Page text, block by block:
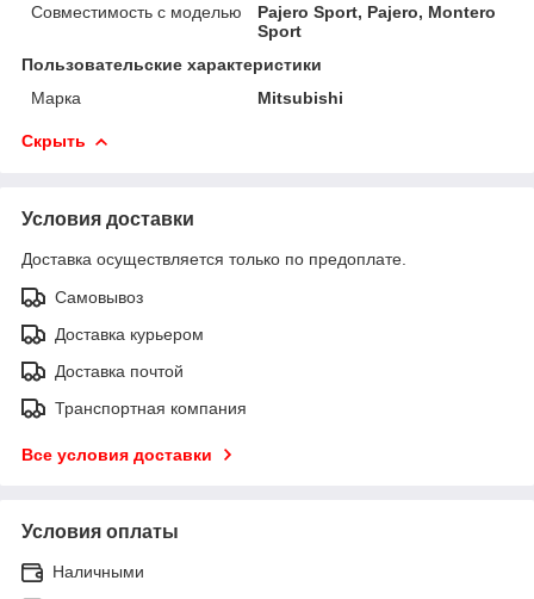
Совместимость с моделью
Pajero Sport, Pajero, Montero
Sport
Пользовательские характеристики
Марка
Mitsubishi
Скрыть
Условия доставки
Доставка осуществляется только по предоплате.
Самовывоз
Доставка курьером
Доставка почтой
Транспортная компания
Все условия доставки
Условия оплаты
Наличными